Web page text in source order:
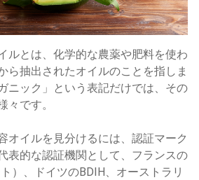
ルとは、化学的な農薬や肥料を使わ
ら抽出されたオイルのことを指しま
ニック」という表記だけでは、その
々です。
オイルを見分けるには、認証マーク
表的な認証機関として、フランスの
ト）、ドイツのBDIH、オーストラリ